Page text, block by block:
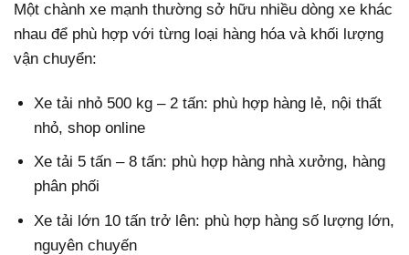
Một chành xe mạnh thường sở hữu nhiều dòng xe khác
nhau để phù hợp với từng loại hàng hóa và khối lượng
vận chuyển:
Xe tải nhỏ 500 kg – 2 tấn: phù hợp hàng lẻ, nội thất
nhỏ, shop online
Xe tải 5 tấn – 8 tấn: phù hợp hàng nhà xưởng, hàng
phân phối
Xe tải lớn 10 tấn trở lên: phù hợp hàng số lượng lớn,
nguyên chuyến